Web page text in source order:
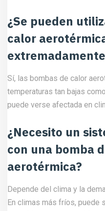
¿Se pueden
calor
Sí, las bombas de calor
temperaturas tan bajas
puede verse afectada en
¿Necesito un
con una bomba
aerotérmica?
Depende del clima y la
En climas más fríos, puede